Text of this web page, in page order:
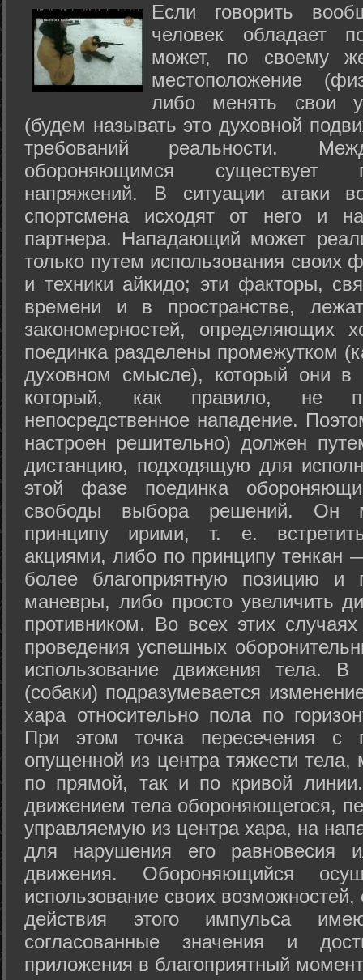
Если говорить
человек обладает
может, по своему
местоположение
либо менять свои
(будем называть это духовной
требований реальности.
обороняющимся существует
напряжений. В ситуации атаки
спортсмена исходят от него и
партнера. Нападающий может
только путем использования своих
и техники айкидо; эти факторы,
времени и в пространстве,
закономерностей, определяющих
поединка разделены промежутком
духовном смысле), который они в
который, как правило, не
непосредственное нападение.
настроен решительно) должен
дистанцию, подходящую для
этой фазе поединка
свободы выбора решений. Он
принципу ирими, т. е.
акциями, либо по принципу тенкан
более благоприятную позицию и
маневры, либо просто увеличить
противником. Во всех этих
проведения успешных
использование движения тела.
(собаки) подразумевается
хара относительно пола по
При этом точка пересечения с
опущенной из центра тяжести
по прямой, так и по кривой
движением тела обороняющегося,
управляемую из центра хара, на
для нарушения его равновесия
движения. Обороняющийся
использование своих
действия этого импульса
согласованные значения и
приложения в благоприятный